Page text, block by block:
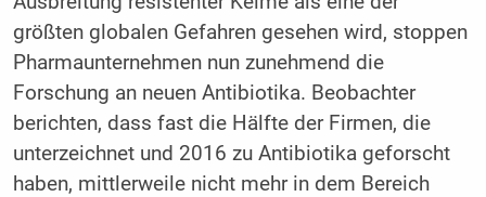
größten globalen Gefahren gesehen wird, stoppen
Pharmaunternehmen nun zunehmend die
Forschung an neuen Antibiotika. Beobachter
berichten, dass fast die Hälfte der Firmen, die
unterzeichnet und 2016 zu Antibiotika geforscht
haben, mittlerweile nicht mehr in dem Bereich